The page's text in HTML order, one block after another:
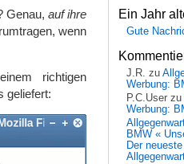
Genau, auf ihre
wenn
richtigen
geliefert:
Ein Jahr
Gute
J.R. zu
Werbung:
P.C.User zu
Werbung:
BMW «
Der